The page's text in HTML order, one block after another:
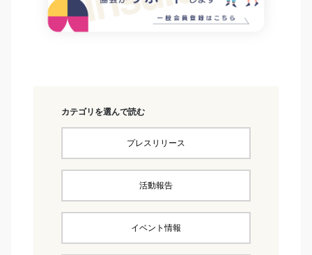
カテゴリを選んで読む
プレスリリース
活動報告
イベント情報